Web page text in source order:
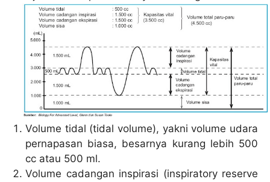
Volume tidal (tidal volume), yakni volume udara
pernapasan biasa, besarnya kurang lebih 500
cc atau 500 ml.
Volume cadangan inspirasi (inspiratory reserve